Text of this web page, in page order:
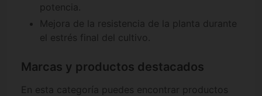
potencia.
Mejora de la resistencia de la planta durante
el estrés final del cultivo.
Marcas y productos destacados
En esta categoría puedes encontrar productos